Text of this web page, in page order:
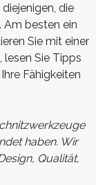
die
Am besten ein
Sie mit einer
lesen Sie Tipps
Fähigkeiten
haben. Wir
Qualität,